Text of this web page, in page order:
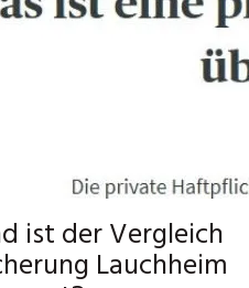
ist der Vergleich
Lauchheim